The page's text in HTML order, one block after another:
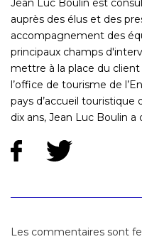
auprès des élus et des
accompagnement des
principaux champs
mettre à la place du
l’office de tourisme de
pays d’accueil
dix ans, Jean Luc Boulin a
Les commentaires sont